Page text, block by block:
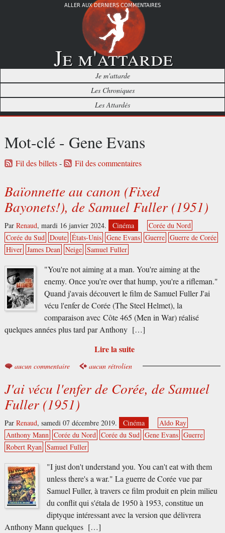
ALLER AUX DERNIERS COMMENTAIRES
Je m'attarde
Je m'attarde
Les Chroniques
Les Attardés
Mot-clé - Gene Evans
Fil des billets- Fil des commentaires
Baïonnette au canon (Fixed
Bayonets!), de Samuel Fuller (1951)
Par Renaud, mardi 16 janvier 2024. Cinéma
Corée du Nord
Corée du Sud Doute États-Unis Gene Evans Guerre Guerre de Corée
Hiver James Dean Neige Samuel Fuller
"You're not aiming at a man. You're aiming at the
enemy. Once you're over that hump, you're a rifleman."
Quand j'avais découvert le film de Samuel Fuller J'ai
vécu l'enfer de Corée (The Steel Helmet), la
comparaison avec Côte 465 (Men in War) réalisé
quelques années plus tard par Anthony […]
Lire la suite
aucun commentaire aucun rétrolien
J'ai vécu l'enfer de Corée, de Samuel
Fuller (1951)
Par Renaud, samedi 07 décembre 2019. Cinéma
Aldo Ray
Anthony Mann Corée du Nord Corée du Sud Gene Evans Guerre
Robert Ryan Samuel Fuller
"I just don't understand you. You can't eat with them
unless there's a war." La guerre de Corée vue par
Samuel Fuller, à travers ce film produit en plein milieu
du conflit qui s'étala de 1950 à 1953, constitue un
diptyque intéressant avec la version que délivrera
Anthony Mann quelques […]